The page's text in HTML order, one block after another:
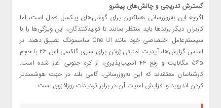
گسترش تدریجی و چالش‌های پیشرو
اگرچه این به‌روزرسانی هم‌اکنون برای گوشی‌های پیکسل فعال است، اما
کاربران دیگر برندها باید منتظر بمانند تا تولیدکنندگان، این ویژگی‌ها را با
سیستم‌عامل اختصاصی خود مانند One UI سامسونگ تطبیق دهند. بر
اساس گزارش‌ها، آپدیت امنیتی ژوئن برای سری گلکسی اس ۲۶ با حجم
۵۶۵ مگابایت و رفع ۴۴ آسیب‌پذیری، از کره جنوبی آغاز شده است.
کارشناسان معتقدند که این به‌روزرسانی، گامی بلند در جهت هوشمندتر
کردن اندروید و افزایش امنیت آن در برابر تهدیدات روزافزون است.